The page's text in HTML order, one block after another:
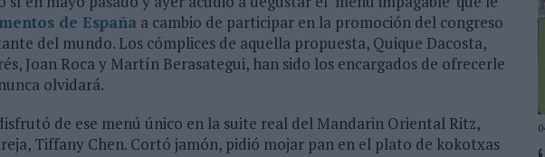
de España a cambio de participar en la promoción del congreso
del mundo. Los cómplices de aquella propuesta, Quique Dacosta,
Joan Roca y Martín Berasategui, han sido los encargados de ofrecerle
olvidará.
de ese menú único en la suite real del Mandarin Oriental Ritz,
Tiffany Chen. Cortó jamón, pidió mojar pan en el plato de kokotxas